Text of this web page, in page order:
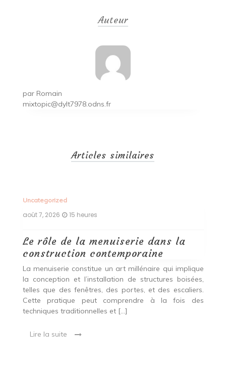
Auteur
par Romain
mixtopic@dylt7978.odns.fr
Articles similaires
Uncategorized
août 7, 2026 15 heures
Le rôle de la menuiserie dans la
construction contemporaine
La menuiserie constitue un art millénaire qui implique
la conception et l’installation de structures boisées,
telles que des fenêtres, des portes, et des escaliers.
Cette pratique peut comprendre à la fois des
techniques traditionnelles et […]
Lire la suite